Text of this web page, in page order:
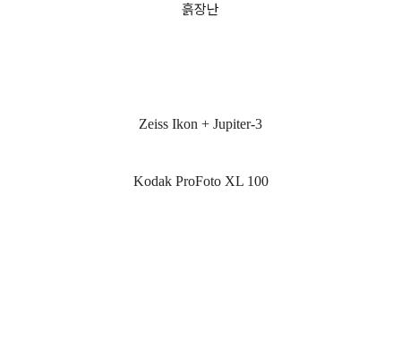
흙장난
Zeiss Ikon + Jupiter-3
Kodak ProFoto XL 100